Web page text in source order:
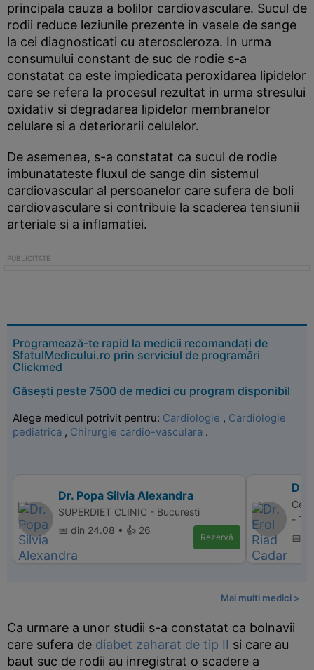
principala cauza a bolilor cardiovasculare. Sucul de
rodii reduce leziunile prezente in vasele de sange
la cei diagnosticati cu ateroscleroza. In urma
consumului constant de suc de rodie s-a
constatat ca este impiedicata peroxidarea lipidelor
care se refera la procesul rezultat in urma stresului
oxidativ si degradarea lipidelor membranelor
celulare si a deteriorarii celulelor.
De asemenea, s-a constatat ca sucul de rodie
imbunatateste fluxul de sange din sistemul
cardiovascular al persoanelor care sufera de boli
cardiovasculare si contribuie la scaderea tensiunii
arteriale si a inflamatiei.
Programează-te rapid la medicii recomandați de
SfatulMedicului.ro prin serviciul de programări
Clickmed
Găsești peste 7500 de medici cu program disponibil
Alege medicul potrivit pentru: Cardiologie , Cardiologie
pediatrica , Chirurgie cardio-vasculara .
Dr. Popa Silvia Alexandra
SUPERDIET CLINIC - Bucuresti
📅 din 24.08 • 👍 26
Rezervă
Dr.
-
📅
Mai multi medici >
Ca urmare a unor studii s-a constatat ca bolnavii
care sufera de diabet zaharat de tip II si care au
baut suc de rodii au inregistrat o scadere a